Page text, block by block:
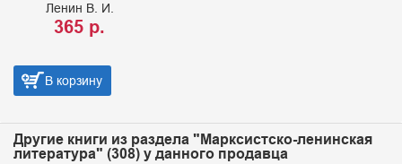
Ленин В. И.
365 р.
В корзину
Другие книги из раздела "Марксистско-ленинская
литература" (308) у данного продавца